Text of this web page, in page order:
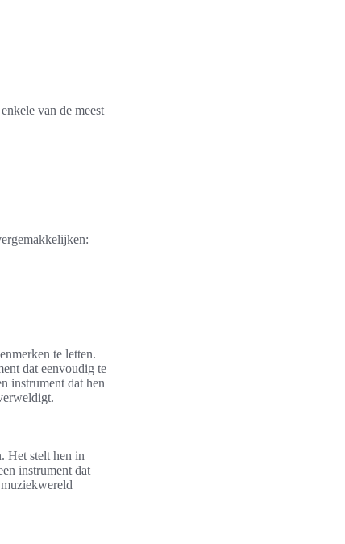
van de meest
te letten.
dat eenvoudig te
instrument dat hen
Het stelt hen in
instrument dat